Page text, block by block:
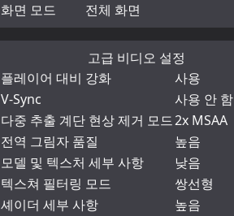
화면 모드
전체 화면
고급 비디오 설정
플레이어 대비 강화
사용
V-Sync
사용 안 함
다중 추출 계단 현상 제거 모드2x MSAA
전역 그림자 품질
높음
모델 및 텍스처 세부 사항
낮음
텍스쳐 필터링 모드
쌍선형
셰이더 세부 사항
높음